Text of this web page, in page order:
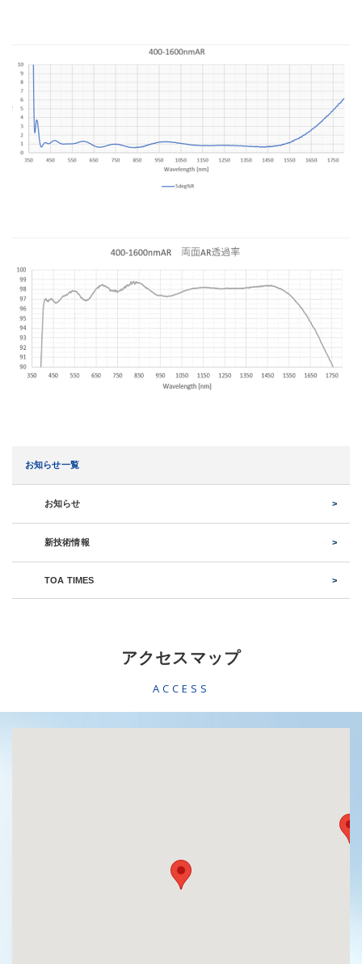
お知らせ一覧
お知らせ
新技術情報
TOA TIMES
アクセスマップ
ACCESS